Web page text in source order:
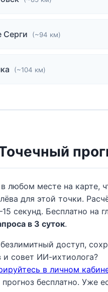
Серги (~94 км)
(~104 км)
любом месте на карте,
для этой точки.
секунд. Бесплатно на
в 3 суток.
доступ,
и совет ИИ-ихтиолога?
в личном
бесплатно. Уже